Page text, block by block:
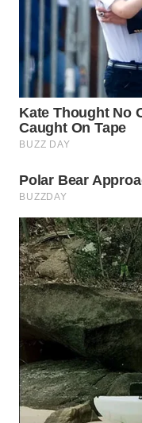
BEKASI
WN
BOGOR
WN
DEPOK
TAPANULI
UTARA
WN
SAMOSIR
WN
PADANG
LAWAS
WN
SUMEDANG